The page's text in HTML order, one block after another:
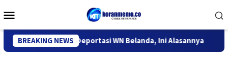
to
Menu
BREAKING NEWS
Kediri Deportasi WN Belanda, Ini Alasannya 9